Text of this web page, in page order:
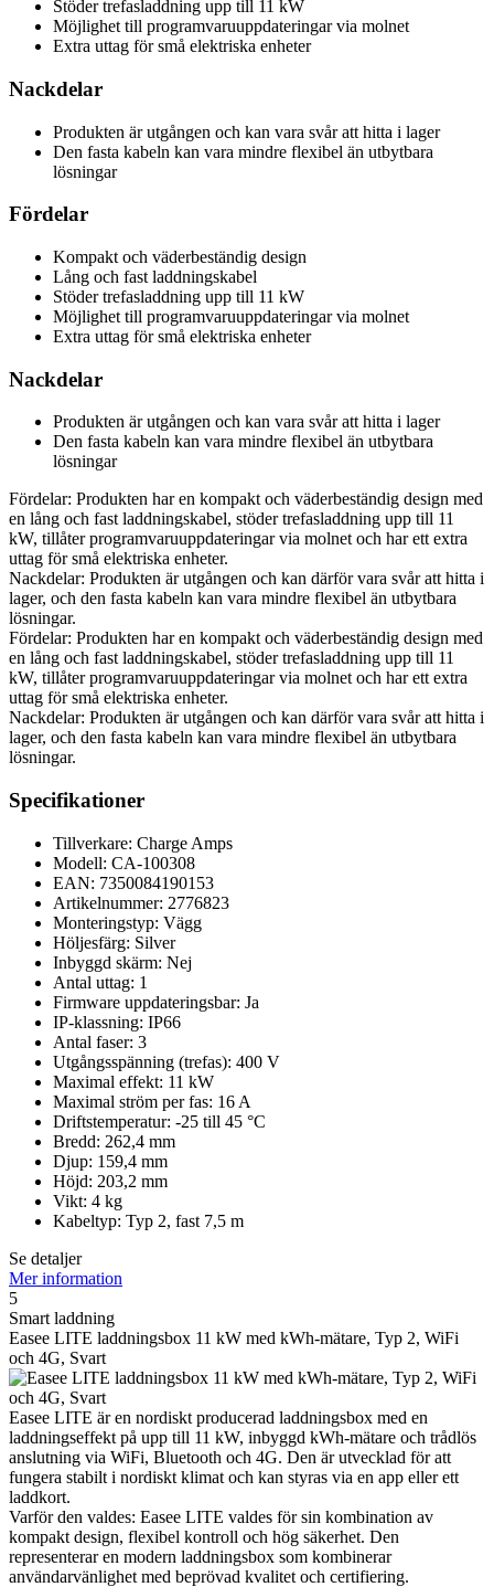
Stöder trefasladdning upp till 11 kW
Möjlighet till programvaruuppdateringar via molnet
Extra uttag för små elektriska enheter
Nackdelar
Produkten är utgången och kan vara svår att hitta i lager
Den fasta kabeln kan vara mindre flexibel än utbytbara
lösningar
Fördelar
Kompakt och väderbeständig design
Lång och fast laddningskabel
Stöder trefasladdning upp till 11 kW
Möjlighet till programvaruuppdateringar via molnet
Extra uttag för små elektriska enheter
Nackdelar
Produkten är utgången och kan vara svår att hitta i lager
Den fasta kabeln kan vara mindre flexibel än utbytbara
lösningar
Fördelar: Produkten har en kompakt och väderbeständig design med
en lång och fast laddningskabel, stöder trefasladdning upp till 11
kW, tillåter programvaruuppdateringar via molnet och har ett extra
uttag för små elektriska enheter.
Nackdelar: Produkten är utgången och kan därför vara svår att hitta i
lager, och den fasta kabeln kan vara mindre flexibel än utbytbara
lösningar.
Fördelar: Produkten har en kompakt och väderbeständig design med
en lång och fast laddningskabel, stöder trefasladdning upp till 11
kW, tillåter programvaruuppdateringar via molnet och har ett extra
uttag för små elektriska enheter.
Nackdelar: Produkten är utgången och kan därför vara svår att hitta i
lager, och den fasta kabeln kan vara mindre flexibel än utbytbara
lösningar.
Specifikationer
Tillverkare: Charge Amps
Modell: CA-100308
EAN: 7350084190153
Artikelnummer: 2776823
Monteringstyp: Vägg
Höljesfärg: Silver
Inbyggd skärm: Nej
Antal uttag: 1
Firmware uppdateringsbar: Ja
IP-klassning: IP66
Antal faser: 3
Utgångsspänning (trefas): 400 V
Maximal effekt: 11 kW
Maximal ström per fas: 16 A
Driftstemperatur: -25 till 45 °C
Bredd: 262,4 mm
Djup: 159,4 mm
Höjd: 203,2 mm
Vikt: 4 kg
Kabeltyp: Typ 2, fast 7,5 m
Se detaljer
Mer information
5
Smart laddning
Easee LITE laddningsbox 11 kW med kWh-mätare, Typ 2, WiFi
och 4G, Svart
Easee LITE är en nordiskt producerad laddningsbox med en
laddningseffekt på upp till 11 kW, inbyggd kWh-mätare och trådlös
anslutning via WiFi, Bluetooth och 4G. Den är utvecklad för att
fungera stabilt i nordiskt klimat och kan styras via en app eller ett
laddkort.
Varför den valdes: Easee LITE valdes för sin kombination av
kompakt design, flexibel kontroll och hög säkerhet. Den
representerar en modern laddningsbox som kombinerar
användarvänlighet med beprövad kvalitet och certifiering.